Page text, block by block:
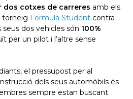
dos cotxes de carreres amb els
torneig Formula Student contra
dos vehicles són 100%
per un pilot i l’altre sense
el pressupost per al
dels seus automòbils és
sempre estan buscant